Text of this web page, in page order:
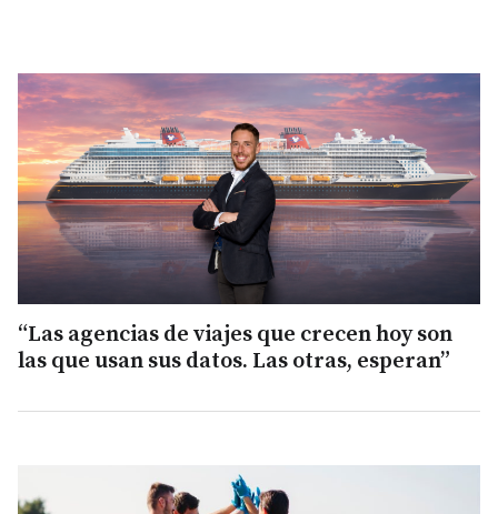
“Las agencias de viajes que crecen hoy son
las que usan sus datos. Las otras, esperan”